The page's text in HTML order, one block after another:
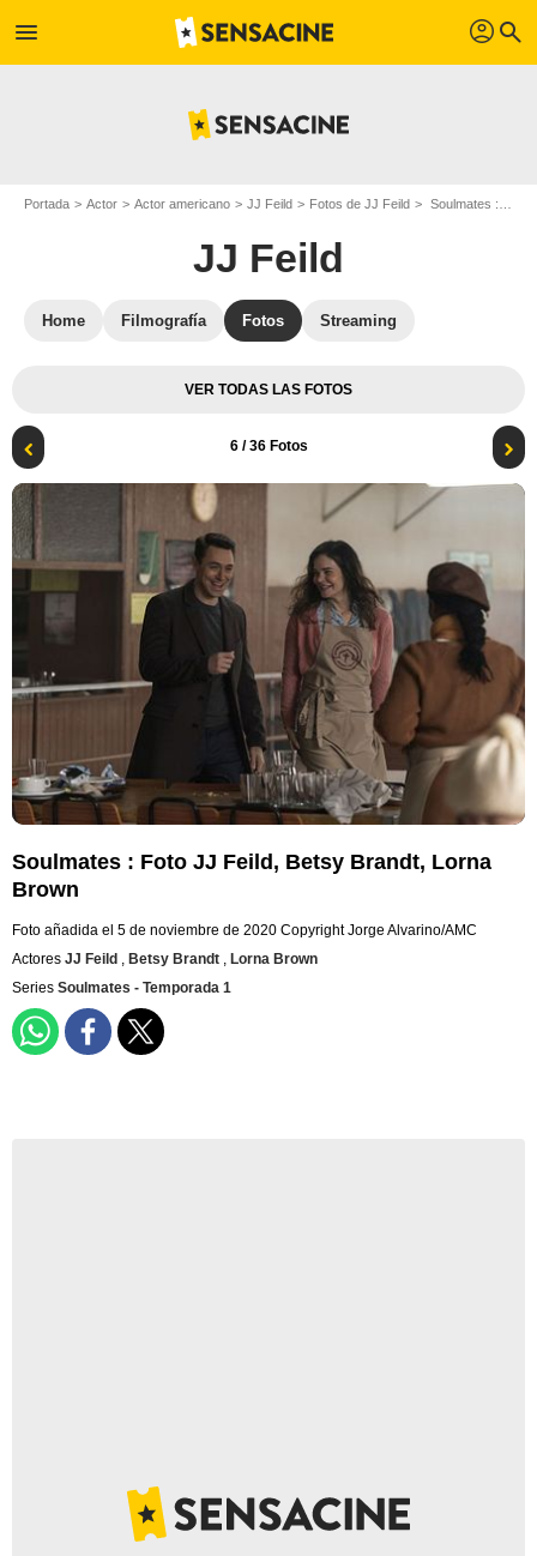
menu profil search
Portada Actor Actor americano JJ Feild Fotos de JJ Feild Soulmates : Foto JJ Feild, Betsy Brandt, Lorna Brown
JJ Feild
Home Filmografía Fotos Streaming
VER TODAS LAS FOTOS
6/ 36 Fotos
Soulmates : Foto JJ Feild, Betsy Brandt, Lorna
Brown
Foto añadida el 5 de noviembre de 2020 Copyright Jorge Alvarino/AMC
Actores JJ Feild , Betsy Brandt , Lorna Brown
Series Soulmates - Temporada 1